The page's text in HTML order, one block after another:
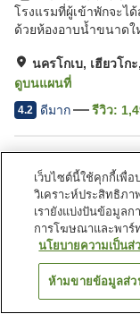
โรงแรมที่ผู้เข้าพักจะไ
ด้วยห้องอาบน้ำขนาด
นครโกเบ, เฮียวโก
ดูบนแผนที่
4.2 ดีมาก รีวิว:
ที่จอดรถ
ซาวน่า
หน้าแรก ญี่ปุ่น เฮี
Kobe Port Tower Hotel
เว็บไซต์นี้ใช้คุกกี้เพื่
วิเคราะห์ประสิทธิภา
เรายังแบ่งปันข้อมูลก
การโฆษณาและพาร์ท
นโยบายความเป็นส่
ห้ามขายข้อมูลส่